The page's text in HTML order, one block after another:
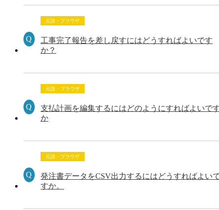
元請・ブラウザ
工事完了報告を差し戻すにはどうすればよいです
か？
元請・ブラウザ
支払計画を編集するにはどのようにすればよいで
か
元請・ブラウザ
発注書データをCSV出力するにはどうすればよい
すか。